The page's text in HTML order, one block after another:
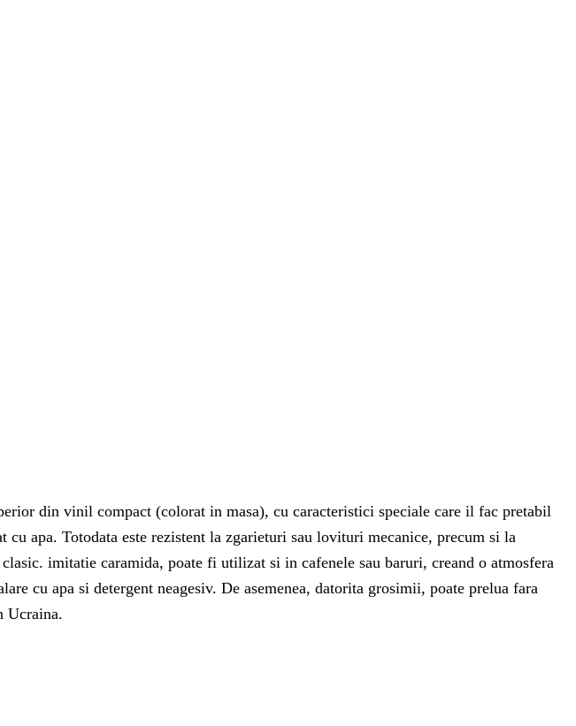
din vinil compact (colorat in masa), cu caracteristici speciale care il fac pretabil
apa. Totodata este rezistent la zgarieturi sau lovituri mecanice, precum si la
imitatie caramida, poate fi utilizat si in cafenele sau baruri, creand o atmosfera
cu apa si detergent neagesiv. De asemenea, datorita grosimii, poate prelua fara
Ucraina.